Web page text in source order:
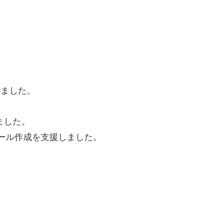
した。
た。
作成を支援しました。